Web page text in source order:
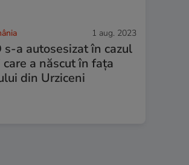
1 aug. 2023
s-a autosesizat în cazul
a născut în faţa
din Urziceni